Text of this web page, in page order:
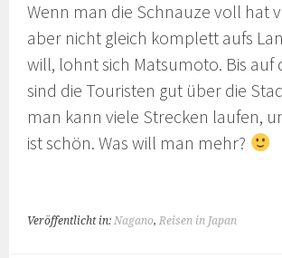
Wenn man die Schnauze voll hat
aber nicht gleich komplett aufs
will, lohnt sich Matsumoto. Bis auf
sind die Touristen gut über die
man kann viele Strecken laufen,
ist schön. Was will man mehr?
Veröffentlicht in:Nagano,Reisen in Japan